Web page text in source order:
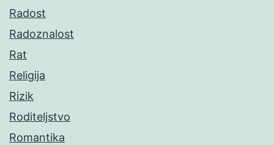
Radost
Radoznalost
Rat
Religija
Rizik
Roditeljstvo
Romantika